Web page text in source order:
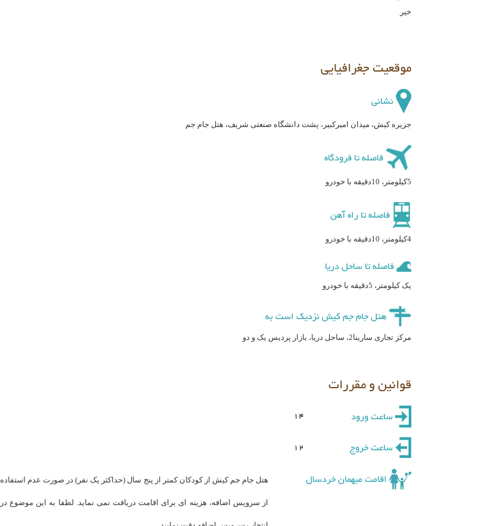
خیر
موقعیت جغرافیایی
نشانی
جزیره کیش، میدان امیرکبیر، پشت دانشگاه صنعتی شریف، هتل جام جم
فاصله تا فرودگاه
5کیلومتر، 10دقیقه با خودرو
فاصله تا راه آهن
4کیلومتر، 10دقیقه با خودرو
فاصله تا ساحل دریا
یک کیلومتر، 5دقیقه با خودرو
هتل جام جم کیش نزدیک است به
مرکز تجاری سارینا2، ساحل دریا، بازار پردیس یک و دو
قوانین و مقررات
ساعت ورود 14
ساعت خروج 12
اقامت میهمان خردسال هتل جام جم کیش از کودکان کمتر از پنج سال (حداکثر یک نفر) در صورت عدم استفاده
از سرویس اضافه، هزینه ای برای اقامت دریافت نمی نماید. لطفا به این موضوع در